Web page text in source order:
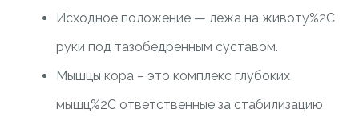
Исходное положение — лежа на животу%2C
руки под тазобедренным суставом.
Мышцы кора – это комплекс глубоких
мышц%2C ответственные за стабилизацию